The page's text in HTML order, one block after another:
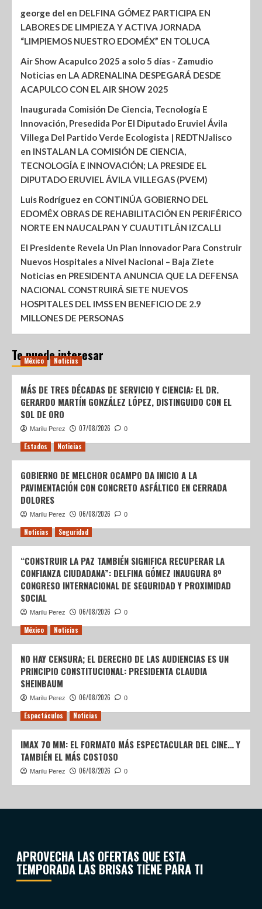
george del en DELFINA GÓMEZ PARTICIPA EN
LABORES DE LIMPIEZA Y ACTIVA JORNADA
“LIMPIEMOS NUESTRO EDOMÉX” EN TOLUCA
Air Show Acapulco 2025 a solo 5 días - Zamudio
Noticias en LA ADRENALINA DESPEGARÁ DESDE
ACAPULCO CON EL AIR SHOW 2025
Inaugurada Comisión De Ciencia, Tecnología E
Innovación, Presedida Por El Diputado Eruviel Ávila
Villega Del Partido Verde Ecologista | REDTNJalisco
en INSTALAN LA COMISIÓN DE CIENCIA,
TECNOLOGÍA E INNOVACIÓN; LA PRESIDE EL
DIPUTADO ERUVIEL ÁVILA VILLEGAS (PVEM)
Luis Rodríguez en CONTINÚA GOBIERNO DEL
EDOMÉX OBRAS DE REHABILITACIÓN EN PERIFÉRICO
NORTE EN NAUCALPAN Y CUAUTITLÁN IZCALLI
El Presidente Revela Un Plan Innovador Para Construir
Nuevos Hospitales a Nivel Nacional – Baja Ziete
Noticias en PRESIDENTA ANUNCIA QUE LA DEFENSA
NACIONAL CONSTRUIRÁ SIETE NUEVOS
HOSPITALES DEL IMSS EN BENEFICIO DE 2.9
MILLONES DE PERSONAS
Te puede interesar
México Noticias
MÁS DE TRES DÉCADAS DE SERVICIO Y CIENCIA: EL DR.
GERARDO MARTÍN GONZÁLEZ LÓPEZ, DISTINGUIDO CON EL
SOL DE ORO
Marilu Perez 07/08/2026 0
Estados Noticias
GOBIERNO DE MELCHOR OCAMPO DA INICIO A LA
PAVIMENTACIÓN CON CONCRETO ASFÁLTICO EN CERRADA
DOLORES
Marilu Perez 06/08/2026 0
Noticias Seguridad
“CONSTRUIR LA PAZ TAMBIÉN SIGNIFICA RECUPERAR LA
CONFIANZA CIUDADANA”: DELFINA GÓMEZ INAUGURA 8º
CONGRESO INTERNACIONAL DE SEGURIDAD Y PROXIMIDAD
SOCIAL
Marilu Perez 06/08/2026 0
México Noticias
NO HAY CENSURA; EL DERECHO DE LAS AUDIENCIAS ES UN
PRINCIPIO CONSTITUCIONAL: PRESIDENTA CLAUDIA
SHEINBAUM
Marilu Perez 06/08/2026 0
Espectáculos Noticias
IMAX 70 MM: EL FORMATO MÁS ESPECTACULAR DEL CINE… Y
TAMBIÉN EL MÁS COSTOSO
Marilu Perez 06/08/2026 0
APROVECHA LAS OFERTAS QUE ESTA
TEMPORADA LAS BRISAS TIENE PARA TI